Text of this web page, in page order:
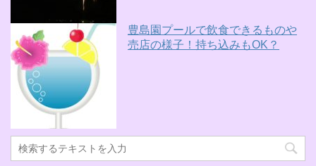
豊島園プールで飲食できるものや
売店の様子！持ち込みもOK？